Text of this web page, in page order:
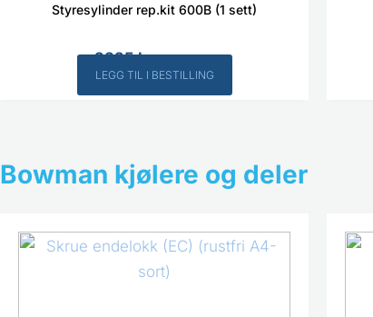
Styresylinder rep.kit 600B (1 sett)
2325kr Inkl. MVA
LEGG TIL I BESTILLING
Bowman kjølere og deler